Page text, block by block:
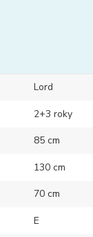
Lord
2+3 roky
85 cm
130 cm
70 cm
E